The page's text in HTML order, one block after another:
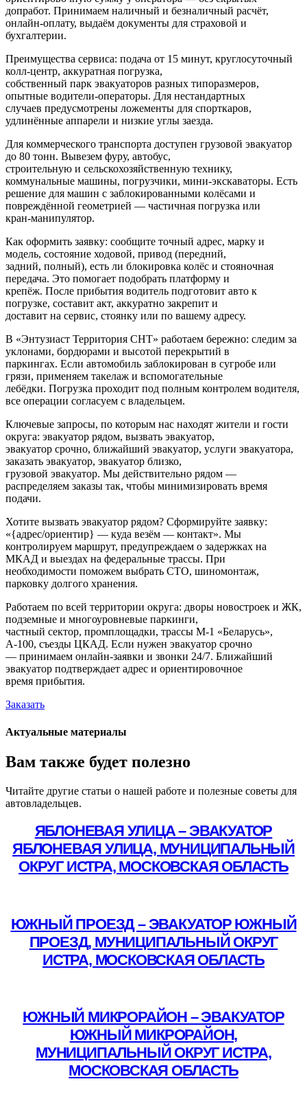
допработ. Принимаем наличный и безналичный расчёт,
онлайн-оплату, выдаём документы для страховой и
бухгалтерии.
Преимущества сервиса: подача от 15 минут, круглосуточный
колл‑центр, аккуратная погрузка,
собственный парк эвакуаторов разных типоразмеров,
опытные водители-операторы. Для нестандартных
случаев предусмотрены ложементы для спорткаров,
удлинённые аппарели и низкие углы заезда.
Для коммерческого транспорта доступен грузовой эвакуатор
до 80 тонн. Вывезем фуру, автобус,
строительную и сельскохозяйственную технику,
коммунальные машины, погрузчики, мини-экскаваторы. Есть
решение для машин с заблокированными колёсами и
повреждённой геометрией — частичная погрузка или
кран-манипулятор.
Как оформить заявку: сообщите точный адрес, марку и
модель, состояние ходовой, привод (передний,
задний, полный), есть ли блокировка колёс и стояночная
передача. Это помогает подобрать платформу и
крепёж. После прибытия водитель подготовит авто к
погрузке, составит акт, аккуратно закрепит и
доставит на сервис, стоянку или по вашему адресу.
В «Энтузиаст Территория СНТ» работаем бережно: следим за
уклонами, бордюрами и высотой перекрытий в
паркингах. Если автомобиль заблокирован в сугробе или
грязи, применяем такелаж и вспомогательные
лебёдки. Погрузка проходит под полным контролем водителя,
все операции согласуем с владельцем.
Ключевые запросы, по которым нас находят жители и гости
округа: эвакуатор рядом, вызвать эвакуатор,
эвакуатор срочно, ближайший эвакуатор, услуги эвакуатора,
заказать эвакуатор, эвакуатор близко,
грузовой эвакуатор. Мы действительно рядом —
распределяем заказы так, чтобы минимизировать время
подачи.
Хотите вызвать эвакуатор рядом? Сформируйте заявку:
«{адрес/ориентир} — куда везём — контакт». Мы
контролируем маршрут, предупреждаем о задержках на
МКАД и выездах на федеральные трассы. При
необходимости поможем выбрать СТО, шиномонтаж,
парковку долгого хранения.
Работаем по всей территории округа: дворы новостроек и ЖК,
подземные и многоуровневые паркинги,
частный сектор, промплощадки, трассы М‑1 «Беларусь»,
А‑100, съезды ЦКАД. Если нужен эвакуатор срочно
— принимаем онлайн-заявки и звонки 24/7. Ближайший
эвакуатор подтверждает адрес и ориентировочное
время прибытия.
Заказать
Актуальные материалы
Вам также будет полезно
Читайте другие статьи о нашей работе и полезные советы для
автовладельцев.
ЯБЛОНЕВАЯ УЛИЦА – ЭВАКУАТОР
ЯБЛОНЕВАЯ УЛИЦА, МУНИЦИПАЛЬНЫЙ
ОКРУГ ИСТРА, МОСКОВСКАЯ ОБЛАСТЬ
ЮЖНЫЙ ПРОЕЗД – ЭВАКУАТОР ЮЖНЫЙ
ПРОЕЗД, МУНИЦИПАЛЬНЫЙ ОКРУГ
ИСТРА, МОСКОВСКАЯ ОБЛАСТЬ
ЮЖНЫЙ МИКРОРАЙОН – ЭВАКУАТОР
ЮЖНЫЙ МИКРОРАЙОН,
МУНИЦИПАЛЬНЫЙ ОКРУГ ИСТРА,
МОСКОВСКАЯ ОБЛАСТЬ